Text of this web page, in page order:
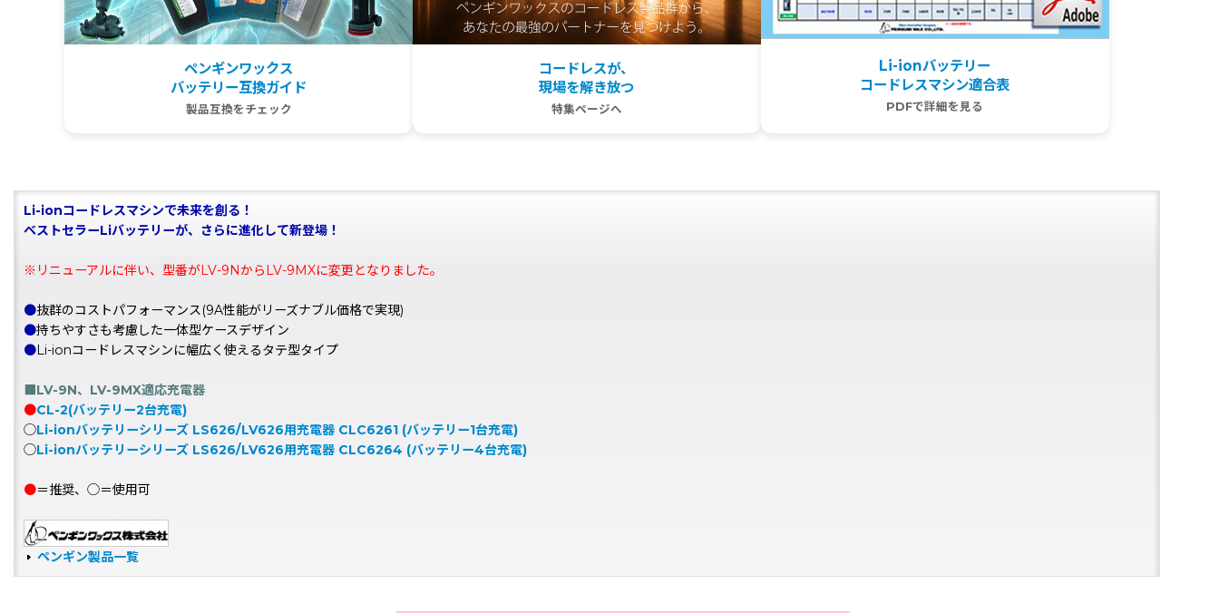
ペンギンワックス
バッテリー互換ガイド
製品互換をチェック
コードレスが、
現場を解き放つ
特集ページへ
Li-ionバッテリー
コードレスマシン適合表
PDFで詳細を見る
Li-ionコードレスマシンで未来を創る！
ベストセラーLiバッテリーが、さらに進化して新登場！
※リニューアルに伴い、型番がLV-9NからLV-9MXに変更となりました。
●抜群のコストパフォーマンス(9A性能がリーズナブル価格で実現)
●持ちやすさも考慮した一体型ケースデザイン
●Li-ionコードレスマシンに幅広く使えるタテ型タイプ
■LV-9N、LV-9MX適応充電器
●CL-2(バッテリー2台充電)
◯Li-ionバッテリーシリーズ LS626/LV626用充電器 CLC6261 (バッテリー1台充電)
◯Li-ionバッテリーシリーズ LS626/LV626用充電器 CLC6264 (バッテリー4台充電)
●＝推奨、◯＝使用可
ペンギン製品一覧